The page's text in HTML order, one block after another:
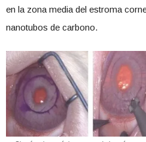
en la zona media del estroma
nanotubos de carbono.